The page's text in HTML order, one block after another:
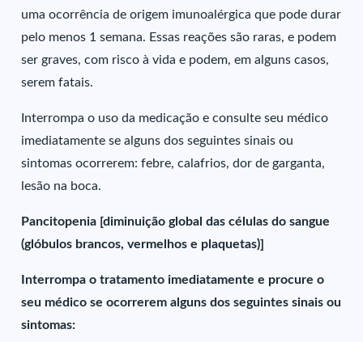
uma ocorrência de origem imunoalérgica que pode durar
pelo menos 1 semana. Essas reações são raras, e podem
ser graves, com risco à vida e podem, em alguns casos,
serem fatais.
Interrompa o uso da medicação e consulte seu médico
imediatamente se alguns dos seguintes sinais ou
sintomas ocorrerem: febre, calafrios, dor de garganta,
lesão na boca.
Pancitopenia [diminuição global das células do sangue
(glóbulos brancos, vermelhos e plaquetas)]
Interrompa o tratamento imediatamente e procure o
seu médico se ocorrerem alguns dos seguintes sinais ou
sintomas: